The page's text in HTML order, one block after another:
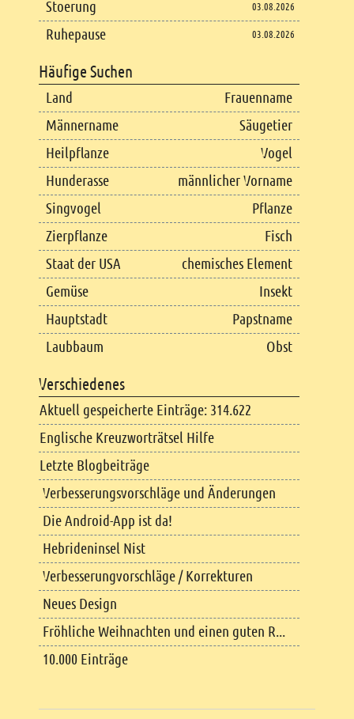
Copyright
Stoerung 03.08.2026
Ruhepause 03.08.2026
Häufige Suchen
Land
Frauenname
Männername
Säugetier
Heilpflanze
Vogel
Hunderasse
männlicher Vorname
Singvogel
Pflanze
Zierpflanze
Fisch
Staat der USA
chemisches Element
Gemüse
Insekt
Hauptstadt
Papstname
Laubbaum
Obst
Verschiedenes
Aktuell gespeicherte Einträge: 314.622
Englische Kreuzworträtsel Hilfe
Letzte Blogbeiträge
Verbesserungsvorschläge und Änderungen
Die Android-App ist da!
Hebrideninsel Nist
Verbesserungvorschläge / Korrekturen
Neues Design
Fröhliche Weihnachten und einen guten R...
10.000 Einträge